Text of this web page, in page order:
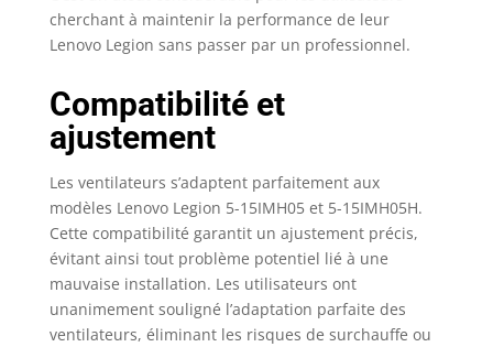
cherchant à maintenir la performance de leur
Lenovo Legion sans passer par un professionnel.
Compatibilité et
ajustement
Les ventilateurs s’adaptent parfaitement aux
modèles Lenovo Legion 5-15IMH05 et 5-15IMH05H.
Cette compatibilité garantit un ajustement précis,
évitant ainsi tout problème potentiel lié à une
mauvaise installation. Les utilisateurs ont
unanimement souligné l’adaptation parfaite des
ventilateurs, éliminant les risques de surchauffe ou